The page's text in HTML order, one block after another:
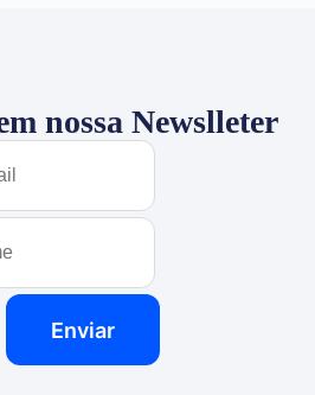
nossa Newslleter